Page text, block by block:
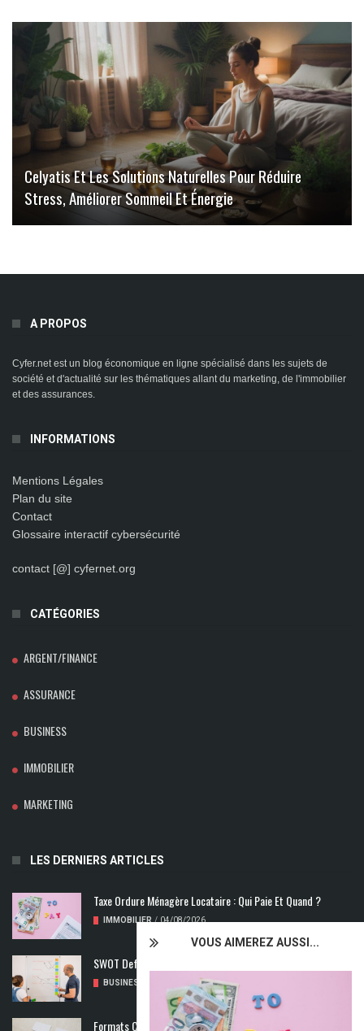
VOUS AIMEREZ AUSSI...
Celyatis Et Les Solutions Naturelles Pour Réduire
Stress, Améliorer Sommeil Et Énergie
A PROPOS
Cyfer.net est un blog économique en ligne spécialisé dans les sujets de
société et d'actualité sur les thématiques allant du marketing, de l'immobilier
et des assurances.
INFORMATIONS
Mentions Légales
Plan du site
Contact
Glossaire interactif cybersécurité
contact [@] cyfernet.org
CATÉGORIES
ARGENT/FINANCE
ASSURANCE
BUSINESS
IMMOBILIER
MARKETING
LES DERNIERS ARTICLES
Taxe Ordure Ménagère Locataire : Qui Paie Et Quand ?
IMMOBILIER / 04/08/2026
SWOT Def : Qu’est-Ce Que L’analyse SWOT ?
BUSINESS 02/08/2026
Formats Carte De Visite : Les Dimensions À Découvrir